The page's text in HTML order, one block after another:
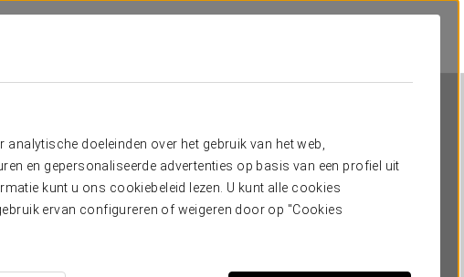
doeleinden over het gebruik van het web,
en gepersonaliseerde advertenties op basis van een profiel uit
kunt u ons cookiebeleid lezen. U kunt alle cookies
ervan configureren of weigeren door op "Cookies